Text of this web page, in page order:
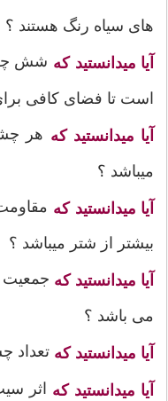
های سیاه رنگ هستند ؟
آیا میدانستید که شش
است تا فضای کافی
آیا میدانستید که
میباشد ؟
آیا میدانستید که
بیشتر از شتر میباشد ؟
آیا میدانستید که
می باشد ؟
آیا میدانستید که تعداد
آیا میدانستید که اثر